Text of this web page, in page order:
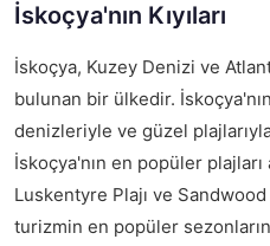
İskoçya'nın Kıyıları
İskoçya, Kuzey Denizi ve
bulunan bir ülkedir.
denizleriyle ve güzel
İskoçya'nın en popüler
Luskentyre Plajı ve
turizmin en popüler